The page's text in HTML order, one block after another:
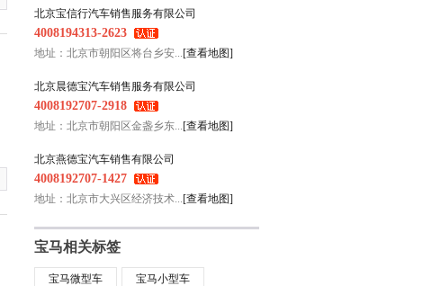
北京宝信行汽车销售服务有限公司
4008194313-2623
地址：北京市朝阳区将台乡安...[查看地图]
北京晨德宝汽车销售服务有限公司
4008192707-2918
地址：北京市朝阳区金盏乡东...[查看地图]
北京燕德宝汽车销售有限公司
4008192707-1427
地址：北京市大兴区经济技术...[查看地图]
宝马相关标签
宝马微型车 宝马小型车